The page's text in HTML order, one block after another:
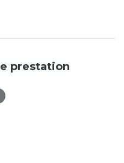
prestation